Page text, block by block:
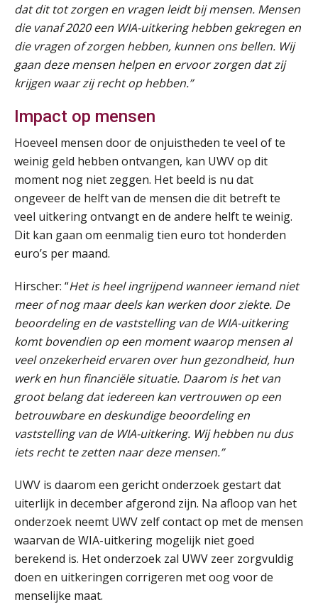
dat dit tot zorgen en vragen leidt bij mensen. Mensen
die vanaf 2020 een WIA-uitkering hebben gekregen en
die vragen of zorgen hebben, kunnen ons bellen. Wij
gaan deze mensen helpen en ervoor zorgen dat zij
krijgen waar zij recht op hebben.”
Impact op mensen
Hoeveel mensen door de onjuistheden te veel of te
weinig geld hebben ontvangen, kan UWV op dit
moment nog niet zeggen. Het beeld is nu dat
ongeveer de helft van de mensen die dit betreft te
veel uitkering ontvangt en de andere helft te weinig.
Dit kan gaan om eenmalig tien euro tot honderden
euro’s per maand.
Hirscher: “Het is heel ingrijpend wanneer iemand niet
meer of nog maar deels kan werken door ziekte. De
beoordeling en de vaststelling van de WIA-uitkering
komt bovendien op een moment waarop mensen al
veel onzekerheid ervaren over hun gezondheid, hun
werk en hun financiële situatie. Daarom is het van
groot belang dat iedereen kan vertrouwen op een
betrouwbare en deskundige beoordeling en
vaststelling van de WIA-uitkering. Wij hebben nu dus
iets recht te zetten naar deze mensen.”
UWV is daarom een gericht onderzoek gestart dat
uiterlijk in december afgerond zijn. Na afloop van het
onderzoek neemt UWV zelf contact op met de mensen
waarvan de WIA-uitkering mogelijk niet goed
berekend is. Het onderzoek zal UWV zeer zorgvuldig
doen en uitkeringen corrigeren met oog voor de
menselijke maat.
07
AUG
Lonen in de Jaarrekening (NIRPA PE)
Markus Verbeek Praehep
11
AUG
Practical Diploma in Payroll Administration (PDL®)
Markus Verbeek Praehep
14
AUG
Markus Verbeek Praehep
AUG
Module Arbeidsrecht en Sociale Zekerheid VPS
Markus Verbeek Praehep
20
AUG
Module Loonheffingen PDL
Markus Verbeek Praehep